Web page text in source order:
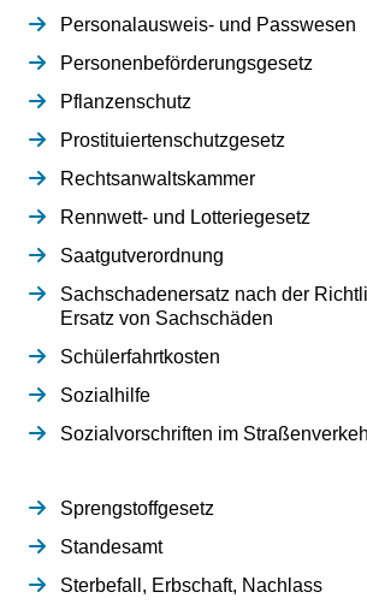
Personalausweis- und Passwesen
Personenbeförderungsgesetz
Pflanzenschutz
Prostituiertenschutzgesetz
Rechtsanwaltskammer
Rennwett- und Lotteriegesetz
Saatgutverordnung
Sachschadenersatz nach der
Ersatz von Sachschäden
Schülerfahrtkosten
Sozialhilfe
Sozialvorschriften im
Sprengstoffgesetz
Standesamt
Sterbefall, Erbschaft, Nachlass